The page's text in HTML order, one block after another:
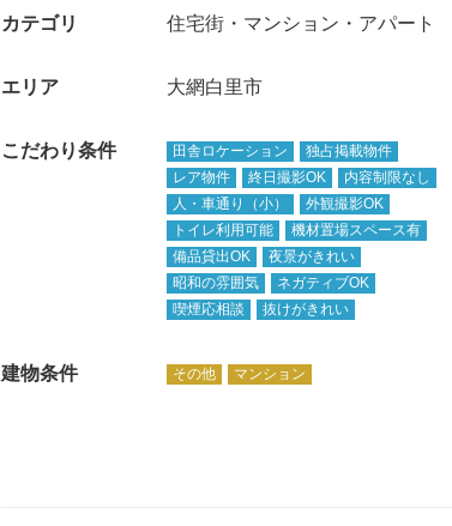
カテゴリ 住宅街・マンション・アパート
エリア 大網白里市
こだわり条件 田舎ロケーション
独占掲載物件
レア物件
終日撮影OK
内容制限なし
人・車通り（小）
外観撮影OK
トイレ利用可能
機材置場スペース有
備品貸出OK
夜景がきれい
昭和の雰囲気
ネガティブOK
喫煙応相談
抜けがきれい
建物条件 その他 マンション